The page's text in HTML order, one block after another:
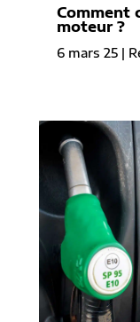
Comment
moteur ?
6 mars 25|